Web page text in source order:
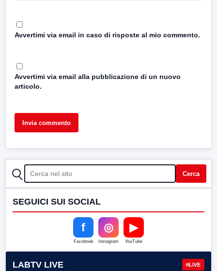
Avvertimi via email in caso di risposte al mio commento.
Avvertimi via email alla pubblicazione di un nuovo
articolo.
CERCA Cerca
SEGUICI SUI SOCIAL
f
Facebook
◎
Instagram
▶
YouTube
LABTV LIVE LIVE